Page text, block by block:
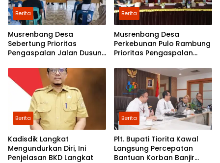
Berita
Musrenbang Desa
Sebertung Prioritas
Pengaspalan Jalan Dusun
Berita
Musrenbang Desa
Perkebunan Pulo Rambung
Prioritas Pengaspalan
Dusun Pondok Boyan
Berita
Kadisdik Langkat
Mengundurkan Diri, Ini
Penjelasan BKD Langkat
Berita
Plt. Bupati Tiorita Kawal
Langsung Percepatan
Bantuan Korban Banjir